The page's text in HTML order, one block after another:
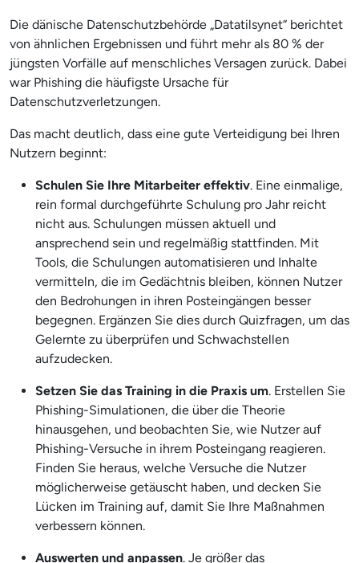
Die dänische Datenschutzbehörde „Datatilsynet“ berichtet
von ähnlichen Ergebnissen und führt mehr als 80 % der
jüngsten Vorfälle auf menschliches Versagen zurück. Dabei
war Phishing die häufigste Ursache für
Datenschutzverletzungen.
Das macht deutlich, dass eine gute Verteidigung bei Ihren
Nutzern beginnt:
Schulen Sie Ihre Mitarbeiter effektiv. Eine einmalige,
rein formal durchgeführte Schulung pro Jahr reicht
nicht aus. Schulungen müssen aktuell und
ansprechend sein und regelmäßig stattfinden. Mit
Tools, die Schulungen automatisieren und Inhalte
vermitteln, die im Gedächtnis bleiben, können Nutzer
den Bedrohungen in ihren Posteingängen besser
begegnen. Ergänzen Sie dies durch Quizfragen, um das
Gelernte zu überprüfen und Schwachstellen
aufzudecken.
Setzen Sie das Training in die Praxis um. Erstellen Sie
Phishing-Simulationen, die über die Theorie
hinausgehen, und beobachten Sie, wie Nutzer auf
Phishing-Versuche in ihrem Posteingang reagieren.
Finden Sie heraus, welche Versuche die Nutzer
möglicherweise getäuscht haben, und decken Sie
Lücken im Training auf, damit Sie Ihre Maßnahmen
verbessern können.
Auswerten und anpassen. Je größer das